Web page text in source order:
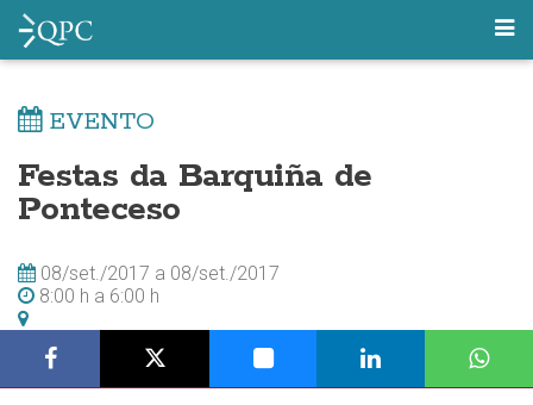
EVENTO
Festas da Barquiña de
Ponteceso
08/set./2017 a 08/set./2017
8:00 h a 6:00 h